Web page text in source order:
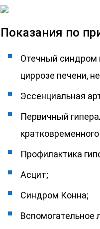
Показания по
Отечный синдром
циррозе печени,
Эссенциальная
Первичный
Профилактика
Асцит;
Синдром Конна;
Вспомогательное